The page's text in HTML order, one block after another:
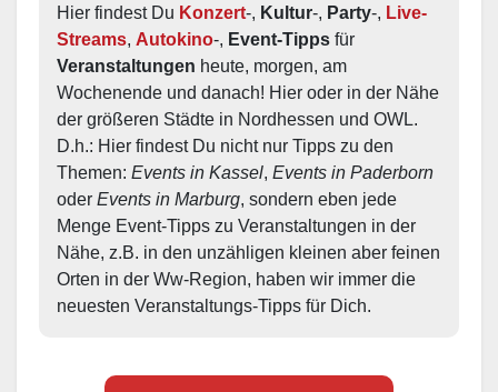
Hier findest Du Konzert-, Kultur-, Party-, Live-
Streams, Autokino-, Event-Tipps
Veranstaltungen heute, morgen, am
Wochenende und danach! Hier oder in der Nähe
der größeren Städte in Nordhessen und OWL.
D.h.: Hier findest Du nicht nur Tipps zu den
Themen: Events in Kassel, Events in Paderborn
oder Events in Marburg, sondern eben jede
Menge Event-Tipps zu Veranstaltungen in der
Nähe, z.B. in den unzähligen kleinen aber feinen
Orten in der Ww-Region, haben wir immer die
neuesten Veranstaltungs-Tipps für Dich.